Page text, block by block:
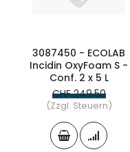
3087450 - ECOLAB
Incidin OxyFoam S -
Conf. 2 x 5 L
CHF 249.50
(Zzgl. Steuern)